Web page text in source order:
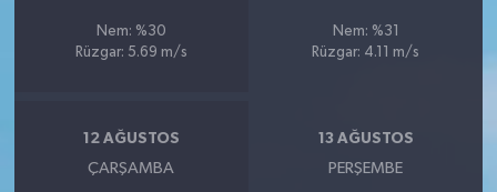
Nem: %30
Rüzgar: 5.69 m/s
Nem: %31
Rüzgar: 4.11 m/s
12 AĞUSTOS
ÇARŞAMBA
13 AĞUSTOS
PERŞEMBE